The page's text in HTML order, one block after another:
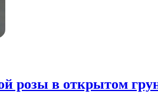
розы в открытом